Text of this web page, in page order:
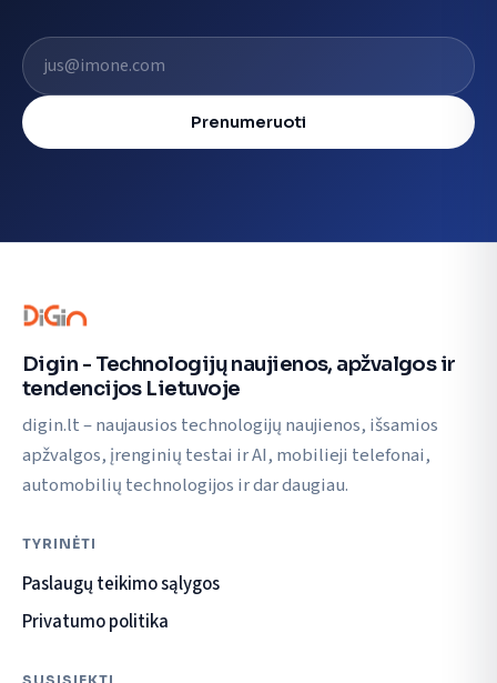
El. pašto adresas
Prenumeruoti
Digin - Technologijų naujienos, apžvalgos ir
tendencijos Lietuvoje
digin.lt – naujausios technologijų naujienos, išsamios
apžvalgos, įrenginių testai ir AI, mobilieji telefonai,
automobilių technologijos ir dar daugiau.
TYRINĖTI
Paslaugų teikimo sąlygos
Privatumo politika